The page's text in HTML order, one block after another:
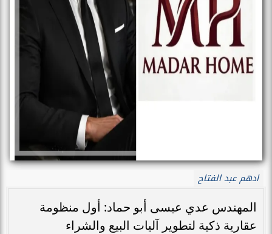
ادهم عبد الفتاح
المهندس عدي عيسى أبو حماد: أول منظومة
عقارية ذكية لتطوير آليات البيع والشراء